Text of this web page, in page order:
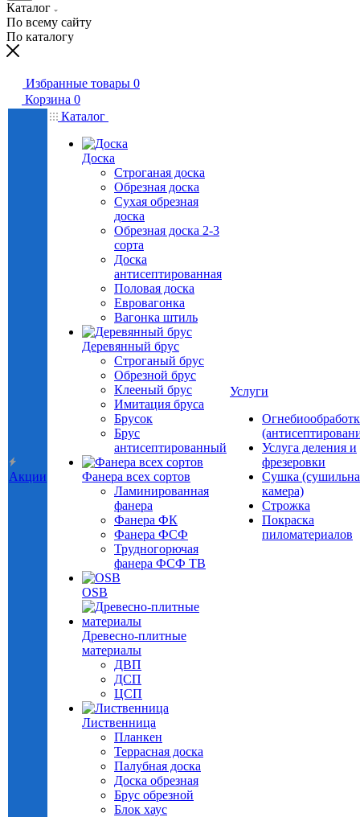
Каталог
По всему сайту
По каталогу
Избранные товары 0
Корзина 0
Акции
Каталог
Доска
Строганая доска
Обрезная доска
Сухая обрезная
доска
Обрезная доска 2-3
сорта
Доска
антисептированная
Половая доска
Евровагонка
Вагонка штиль
Деревянный брус
Строганый брус
Обрезной брус
Клееный брус
Имитация бруса
Брусок
Брус
антисептированный
Фанера всех сортов
Ламинированная
фанера
Фанера ФК
Фанера ФСФ
Трудногорючая
фанера ФСФ ТВ
OSB
Древесно-плитные
материалы
ДВП
ДСП
ЦСП
Лиственница
Планкен
Террасная доска
Палубная доска
Доска обрезная
Брус обрезной
Блок хаус
Услуги
Услуга деления и
фрезеровки
Сушка
камера)
Строжка
Покраска
пиломатериалов